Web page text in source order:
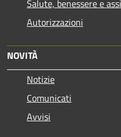
Salute, benessere e
Autorizzazioni
NOVITÀ
Notizie
Comunicati
Avvisi